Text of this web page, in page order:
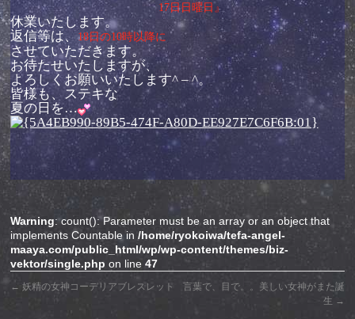
17日日曜日』
休業いたします。
返信等は、18日の10時以降に
させていただきます。
お待たせいたしますが、
よろしくお願いいたします^ – ^。
皆様も、ステキな
夏の日を…
Warning: count(): Parameter must be an array or an object that
implements Countable in/home/ryokoiwa/tefa-angel-
maaya.com/public_html/wp/wp-content/themes/biz-
vektor/single.php on line47
← 妖精の女神コーデリアブレスレット
言葉で、目で。。美しい女神がまた誕
生 →